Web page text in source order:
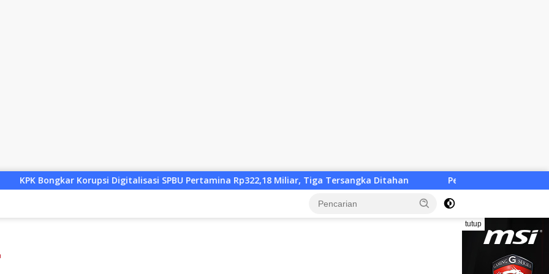
Digitalisasi SPBU Pertamina Rp322,18 Miliar, Tiga Tersangka Ditahan Pemkab KLU Desak Solusi Cepat, Penutupan
tutup